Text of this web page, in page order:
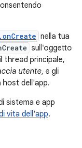
nella tua
sull'oggetto
thread principale,
utente, e gli
host dell'app.
sistema e app
vita dell'app.